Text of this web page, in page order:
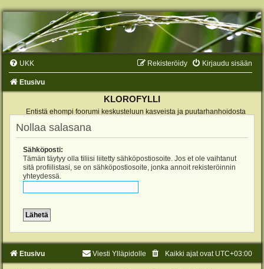
UKK Kirjaudu sisään
Rekisteröidy
Etusivu
KLOROFYLLI
Entistä ehompi foorumi keskusteluun kasveista ja puutarhanhoidosta
Nollaa salasana
Sähköposti:
Tämän täytyy olla tiliisi liitetty sähköpostiosoite. Jos et ole vaihtanut
sitä profiilistasi, se on sähköpostiosoite, jonka annoit rekisteröinnin
yhteydessä.
Etusivu Kaikki ajat ovat UTC+03:00
Viesti Ylläpidolle